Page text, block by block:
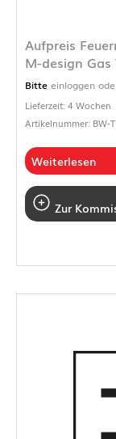
Aufpreis
M-design
Bitte einloggen
Lieferzeit: 4 Wochen
Artikelnummer: BW-
Weiterlesen
Zur